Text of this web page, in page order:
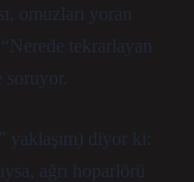
omuzları yoran
tekrarlayan
yaklaşım) diyor ki:
ağrı hoparlörü